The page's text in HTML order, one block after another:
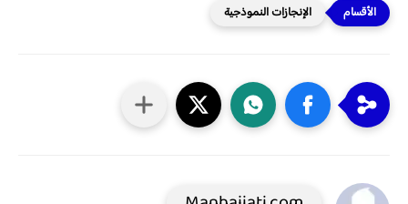
الإنجازات النموذجية